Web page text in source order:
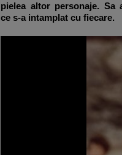
pielea altor personaje. Sa
ce s-a intamplat cu fiecare.